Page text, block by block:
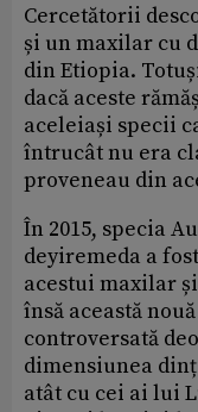
Cercetătorii
și un maxilar cu
din Etiopia.
dacă aceste
aceleiași specii
întrucât nu era
proveneau din
În 2015, specia
deyiremeda a
acestui maxilar
însă această
controversată
dimensiunea
atât cu cei ai lui